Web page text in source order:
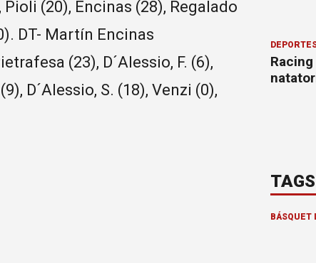
(20), Encinas (28), Regalado
DT- Martín Encinas
(23), D´Alessio, F. (6),
D´Alessio, S. (18), Venzi (0),
TAGS
BÁSQUET